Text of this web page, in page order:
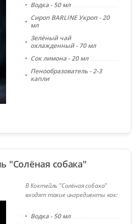
Водка - 50 мл
Сироп BARLINE Укроп - 20
мл
Зелёный чай
охлажденный - 70 мл
Сок лимона - 20 мл
Пенообразователь - 2-3
капли
"Солёная собака"
В Коктейль "Солёная собака"
входят такие ингредиенты как:
Водка - 50 мл